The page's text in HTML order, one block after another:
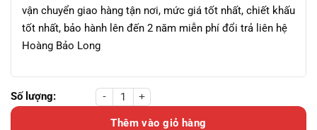
vận chuyển giao hàng tận nơi, mức giá tốt nhất, chiết khấu
tốt nhất, bảo hành lên đến 2 năm miễn phí đổi trả liên hệ
Hoàng Bảo Long
Đèn sạc khẩn cấp Âm Trần tròn MPE 3W EM-AT số lượng
Thêm vào giỏ hàng